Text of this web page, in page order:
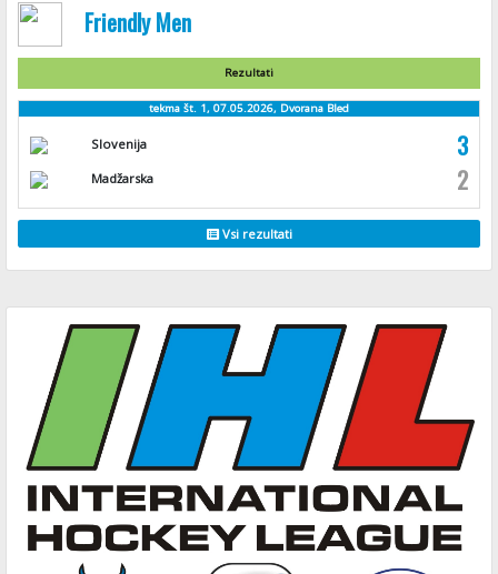
Friendly Men
Rezultati
tekma št. 1, 07.05.2026, Dvorana Bled
Slovenija 3
Madžarska 2
Vsi rezultati